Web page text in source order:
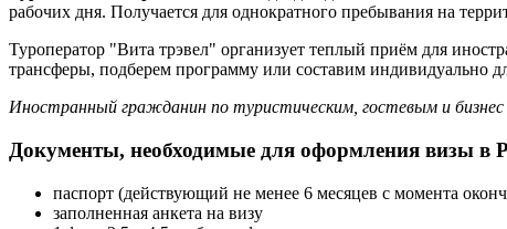
рабочих дня. Получается для однократного пребывания на
Туроператор "Вита трэвел" организует теплый приём для
трансферы, подберем программу или составим индивидуально
Иностранный гражданин по туристическим, гостевым и бизнес
Документы, необходимые для оформления визы в
паспорт (действующий не менее 6 месяцев с момента
заполненная анкета на визу